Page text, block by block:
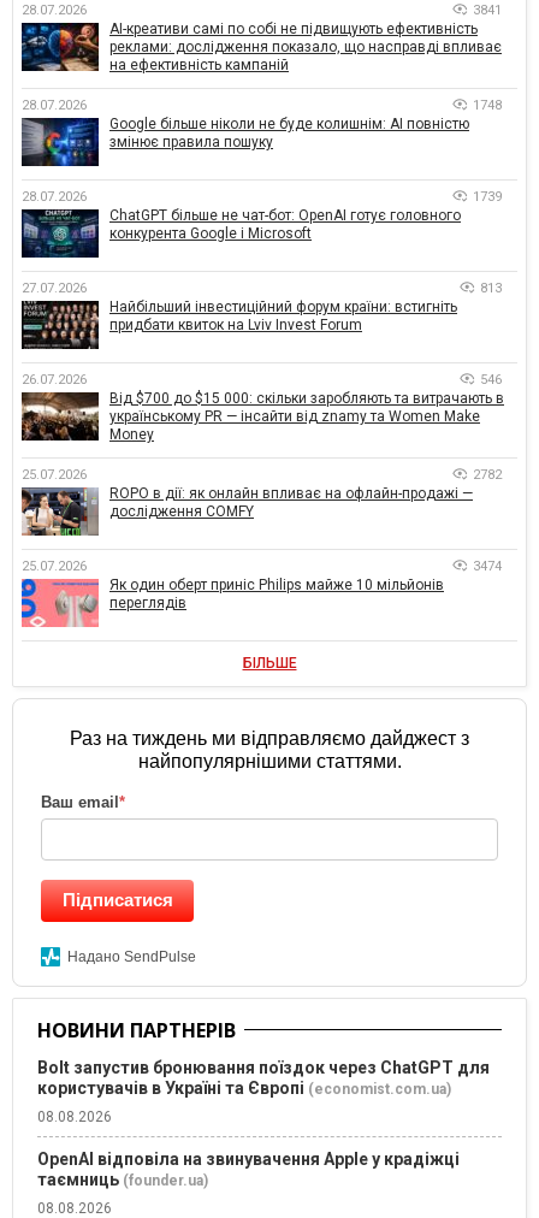
28.07.2026 3841
AI-креативи самі по собі не підвищують ефективність
реклами: дослідження показало, що насправді впливає
на ефективність кампаній
28.07.2026 1748
Google більше ніколи не буде колишнім: AI повністю
змінює правила пошуку
28.07.2026 1739
ChatGPT більше не чат-бот: OpenAI готує головного
конкурента Google і Microsoft
27.07.2026 813
Найбільший інвестиційний форум країни: встигніть
придбати квиток на Lviv Invest Forum
26.07.2026 546
Від $700 до $15 000: скільки заробляють та витрачають в
українському PR — інсайти від znamy та Women Make
Money
25.07.2026 2782
ROPO в дії: як онлайн впливає на офлайн-продажі —
дослідження COMFY
25.07.2026 3474
Як один оберт приніс Philips майже 10 мільйонів
переглядів
БІЛЬШЕ
Раз на тиждень ми відправляємо дайджест з
найпопулярнішими статтями.
Ваш email*
Підписатися
Надано SendPulse
НОВИНИ ПАРТНЕРІВ
Bolt запустив бронювання поїздок через ChatGPT для
користувачів в Україні та Європі (economist.com.ua)
08.08.2026
OpenAI відповіла на звинувачення Apple у крадіжці
таємниць (founder.ua)
08.08.2026